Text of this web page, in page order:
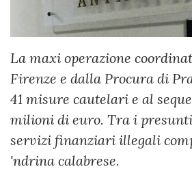
La maxi operazione
Firenze e dalla Procura di
41 misure cautelari e al
milioni di euro. Tra i
servizi finanziari illegali
'ndrina calabrese.